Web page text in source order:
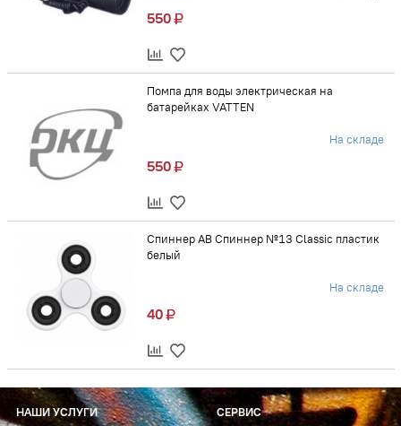
550
Помпа для воды электрическая на
батарейках VATTEN
На складе
550
Спиннер AB Спиннер №13 Classic пластик
белый
На складе
40
НАШИ УСЛУГИ
СЕРВИС